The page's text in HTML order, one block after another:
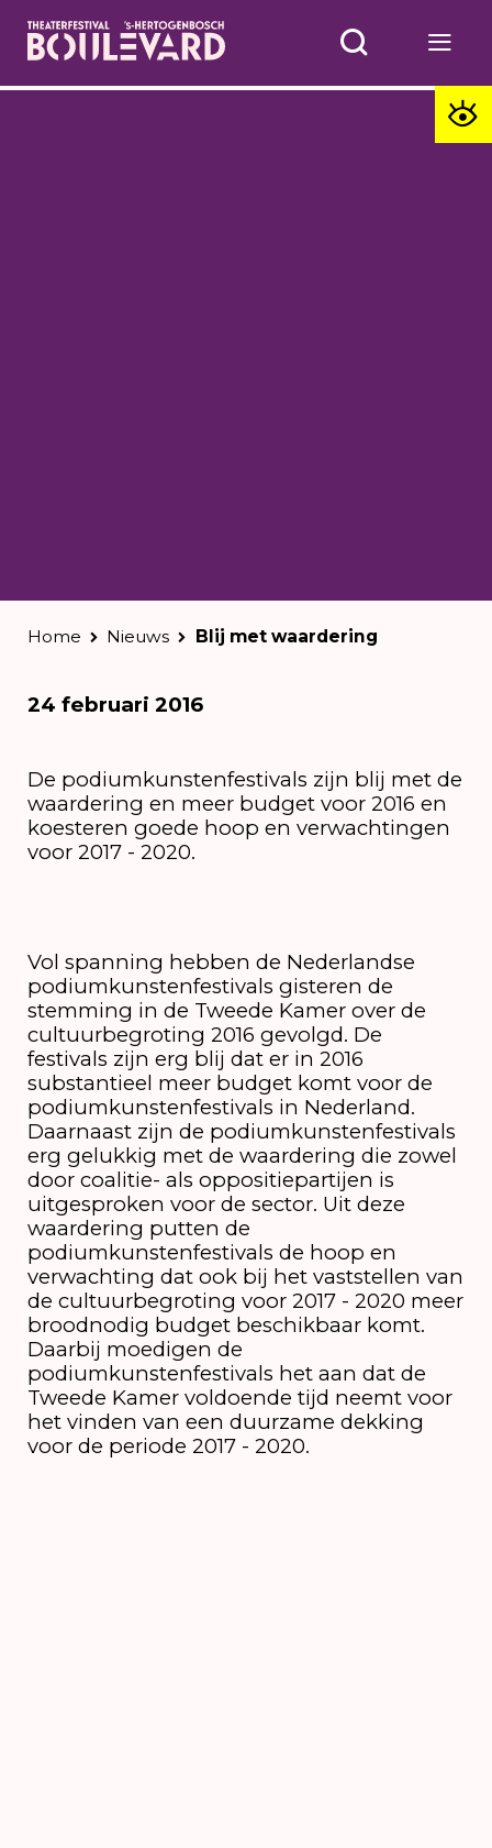
Home Nieuws Blij met waardering
24 februari 2016
De podiumkunstenfestivals zijn blij met de
waardering en meer budget voor 2016 en
koesteren goede hoop en verwachtingen
voor 2017 - 2020.
Vol spanning hebben de Nederlandse
podiumkunstenfestivals gisteren de
stemming in de Tweede Kamer over de
cultuurbegroting 2016 gevolgd. De
festivals zijn erg blij dat er in 2016
substantieel meer budget komt voor de
podiumkunstenfestivals in Nederland.
Daarnaast zijn de podiumkunstenfestivals
erg gelukkig met de waardering die zowel
door coalitie- als oppositiepartijen is
uitgesproken voor de sector. Uit deze
waardering putten de
podiumkunstenfestivals de hoop en
verwachting dat ook bij het vaststellen van
de cultuurbegroting voor 2017 - 2020 meer
broodnodig budget beschikbaar komt.
Daarbij moedigen de
podiumkunstenfestivals het aan dat de
Tweede Kamer voldoende tijd neemt voor
het vinden van een duurzame dekking
voor de periode 2017 - 2020.